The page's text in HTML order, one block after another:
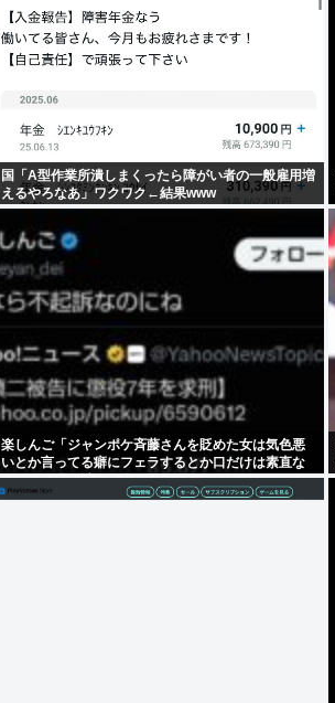
国「A型作業所潰しまくったら障がい者の一般雇用増
えるやろなあ」ワクワク←結果www
楽しんご「ジャンポケ斉藤さんを貶めた女は気色悪
いとか言ってる癖にフェラするとか口だけは素直な
んだな！週刊誌から金もらってるだろ」